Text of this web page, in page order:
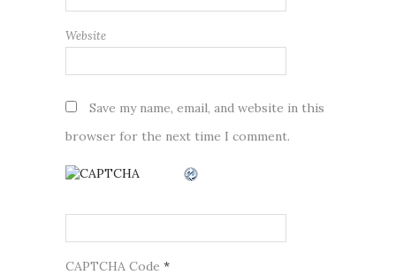
Website
Save my name, email, and website in this
browser for the next time I comment.
CAPTCHA Code *